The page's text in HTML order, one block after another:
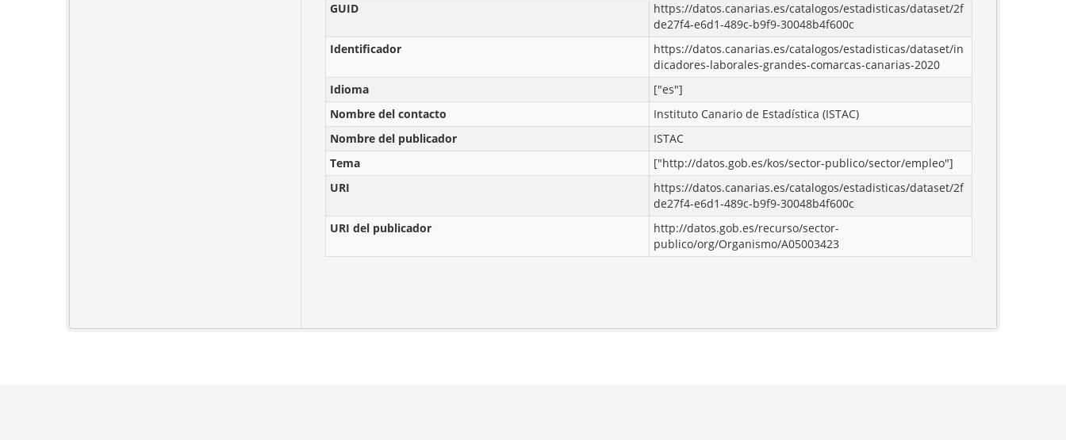
GUID
https://datos.canarias.es/catalogos/estadisticas/dataset/2f
de27f4-e6d1-489c-b9f9-30048b4f600c
Identificador
https://datos.canarias.es/catalogos/estadisticas/dataset/in
dicadores-laborales-grandes-comarcas-canarias-2020
Idioma
["es"]
Nombre del contacto
Instituto Canario de Estadística (ISTAC)
Nombre del publicador
ISTAC
Tema
["http://datos.gob.es/kos/sector-publico/sector/empleo"]
URI
https://datos.canarias.es/catalogos/estadisticas/dataset/2f
de27f4-e6d1-489c-b9f9-30048b4f600c
URI del publicador
http://datos.gob.es/recurso/sector-
publico/org/Organismo/A05003423